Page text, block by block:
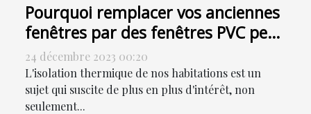
Pourquoi remplacer vos anciennes
fenêtres par des fenêtres PVC peut
contribuer à la réduction de votre
facture énergétique
24 décembre 2023 00:20
L'isolation thermique de nos habitations est un
sujet qui suscite de plus en plus d'intérêt, non
seulement...